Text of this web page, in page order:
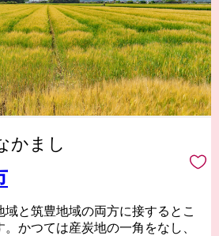
かまし
と筑豊地域の両方に接するとこ
かつては産炭地の一角をなし、